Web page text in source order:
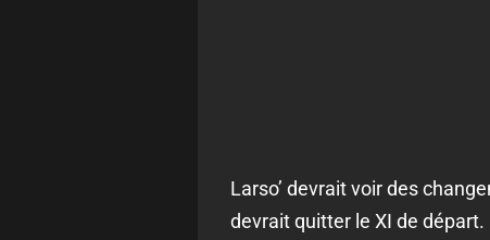
Larso’ devrait voir des
devrait quitter le XI de